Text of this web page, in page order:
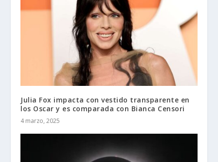
Julia Fox impacta con vestido transparente en
los Oscar y es comparada con Bianca Censori
4 marzo, 2025